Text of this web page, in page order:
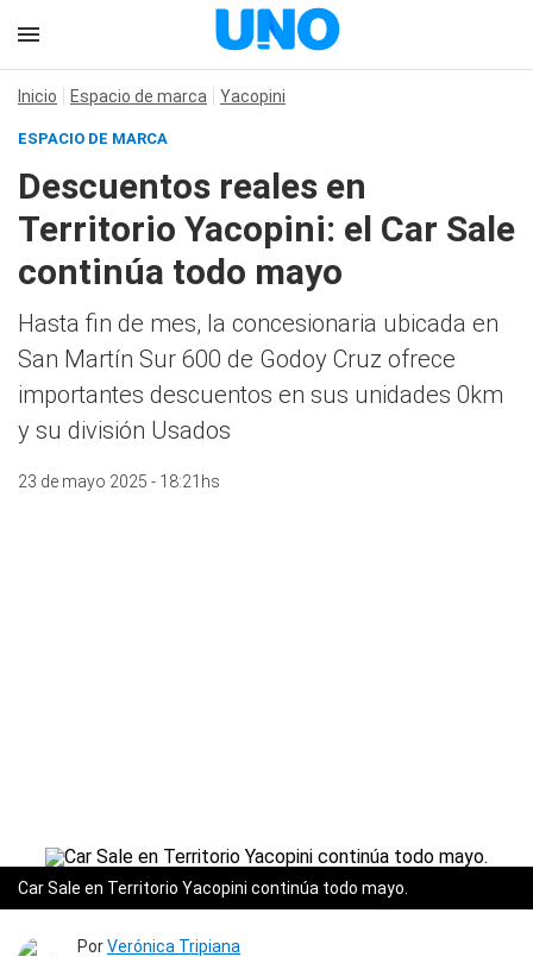
Inicio Espacio de marca Yacopini
ESPACIO DE MARCA
Descuentos reales en
Territorio Yacopini: el Car Sale
continúa todo mayo
Hasta fin de mes, la concesionaria ubicada en
San Martín Sur 600 de Godoy Cruz ofrece
importantes descuentos en sus unidades 0km
y su división Usados
23 de mayo 2025 - 18:21hs
Car Sale en Territorio Yacopini continúa todo mayo.
PorVerónica Tripiana